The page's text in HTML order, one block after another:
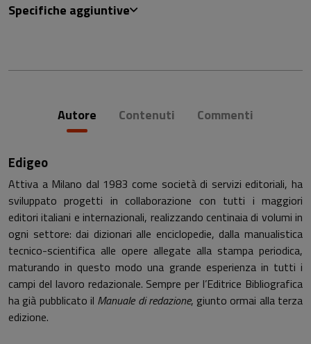
Specifiche aggiuntive
Autore Contenuti Commenti
Edigeo
Attiva a Milano dal 1983 come società di servizi editoriali, ha
sviluppato progetti in collaborazione con tutti i maggiori
editori italiani e internazionali, realizzando centinaia di volumi in
ogni settore: dai dizionari alle enciclopedie, dalla manualistica
tecnico-scientifica alle opere allegate alla stampa periodica,
maturando in questo modo una grande esperienza in tutti i
campi del lavoro redazionale. Sempre per l’Editrice Bibliografica
ha già pubblicato il Manuale di redazione, giunto ormai alla terza
edizione.